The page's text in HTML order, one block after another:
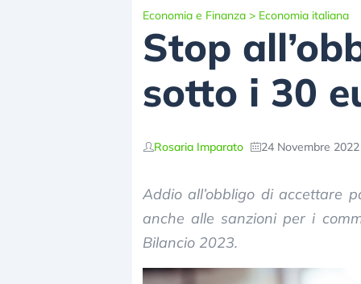
Economia e Finanza > Economia italiana
Stop
sotto i 30
Rosaria Imparato 24 Novembre
Addio all’obbligo di accettare
anche alle sanzioni per i
Bilancio 2023.